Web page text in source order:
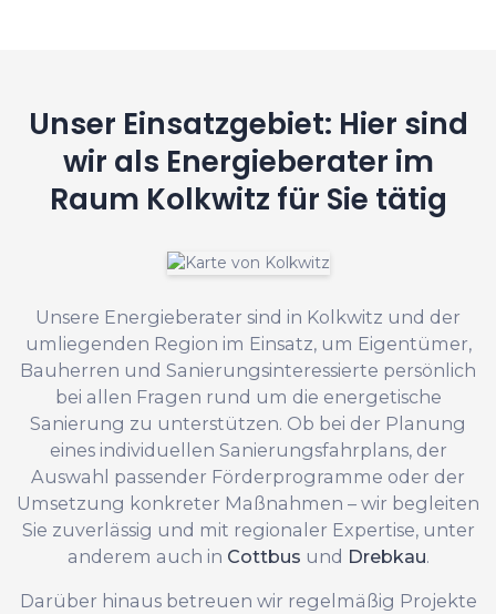
Unser Einsatzgebiet: Hier sind
wir als Energieberater im
Raum Kolkwitz für Sie tätig
Unsere Energieberater sind in Kolkwitz und der
umliegenden Region im Einsatz, um Eigentümer,
Bauherren und Sanierungsinteressierte persönlich
bei allen Fragen rund um die energetische
Sanierung zu unterstützen. Ob bei der Planung
eines individuellen Sanierungsfahrplans, der
Auswahl passender Förderprogramme oder der
Umsetzung konkreter Maßnahmen – wir begleiten
Sie zuverlässig und mit regionaler Expertise, unter
anderem auch in Cottbus und Drebkau.
Darüber hinaus betreuen wir regelmäßig Projekte